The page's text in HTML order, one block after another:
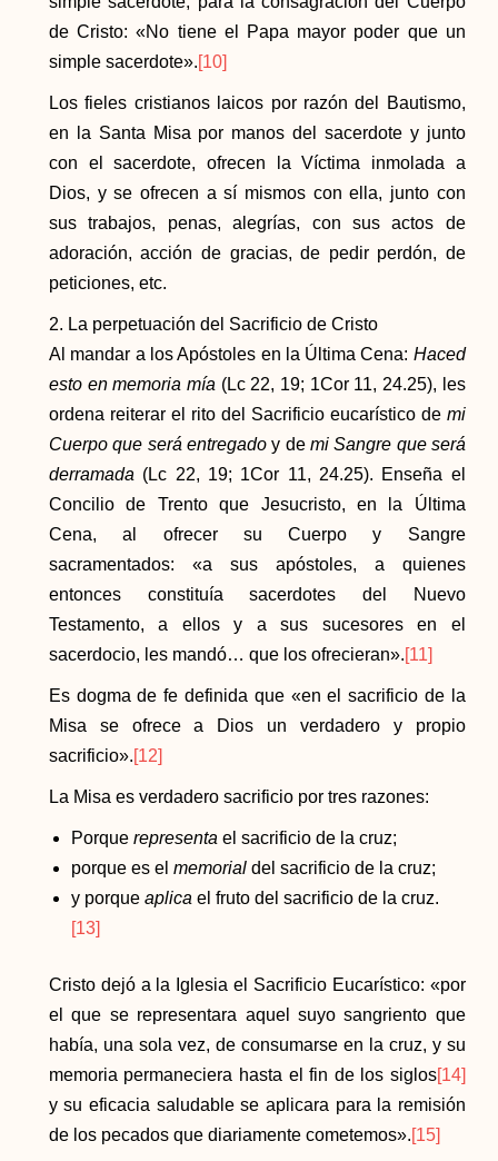
de Cristo: «No tiene el Papa mayor poder que un
simple sacerdote».[10]
Los fieles cristianos laicos por razón del Bautismo,
en la Santa Misa por manos del sacerdote y junto
con el sacerdote, ofrecen la Víctima inmolada a
Dios, y se ofrecen a sí mismos con ella, junto con
sus trabajos, penas, alegrías, con sus actos de
adoración, acción de gracias, de pedir perdón, de
peticiones, etc.
2. La perpetuación del Sacrificio de Cristo
Al mandar a los Apóstoles en la Última Cena: Haced
esto en memoria mía (Lc 22, 19; 1Cor 11, 24.25), les
ordena reiterar el rito del Sacrificio eucarístico de mi
Cuerpo que será entregadoy de mi Sangre que será
derramada (Lc 22, 19; 1Cor 11, 24.25). Enseña el
Concilio de Trento que Jesucristo, en la Última
Cena, al ofrecer su Cuerpo y Sangre
sacramentados: «a sus apóstoles, a quienes
entonces constituía sacerdotes del Nuevo
Testamento, a ellos y a sus sucesores en el
sacerdocio, les mandó… que los ofrecieran».[11]
Es dogma de fe definida que «en el sacrificio de la
Misa se ofrece a Dios un verdadero y propio
sacrificio».[12]
La Misa es verdadero sacrificio por tres razones:
Porque representa el sacrificio de la cruz;
porque es el memorial del sacrificio de la cruz;
y porque aplica el fruto del sacrificio de la cruz.
[13]
Cristo dejó a la Iglesia el Sacrificio Eucarístico: «por
el que se representara aquel suyo sangriento que
había, una sola vez, de consumarse en la cruz, y su
memoria permaneciera hasta el fin de los siglos[14]
y su eficacia saludable se aplicara para la remisión
de los pecados que diariamente cometemos».[15]